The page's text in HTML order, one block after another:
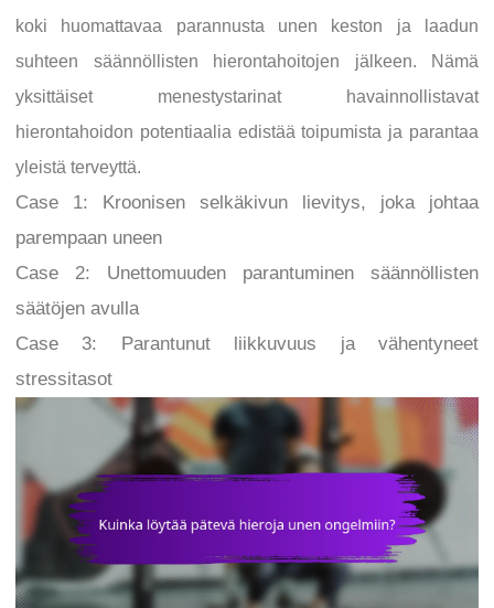
koki huomattavaa parannusta unen keston ja laadun
suhteen säännöllisten hierontahoitojen jälkeen. Nämä
yksittäiset menestystarinat havainnollistavat
hierontahoidon potentiaalia edistää toipumista ja parantaa
yleistä terveyttä.
Case 1: Kroonisen selkäkivun lievitys, joka johtaa
parempaan uneen
Case 2: Unettomuuden parantuminen säännöllisten
säätöjen avulla
Case 3: Parantunut liikkuvuus ja vähentyneet
stressitasot